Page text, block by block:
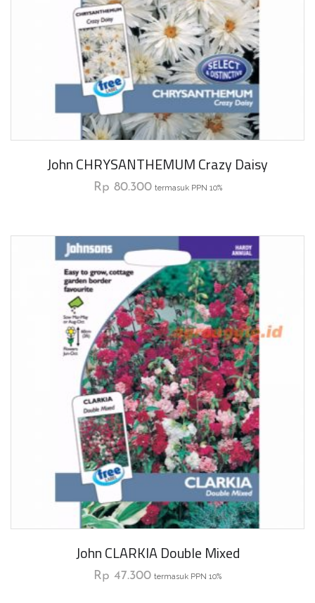
John CHRYSANTHEMUM Crazy Daisy
Rp 80.300 termasuk PPN 10%
John CLARKIA Double Mixed
Rp 47.300 termasuk PPN 10%